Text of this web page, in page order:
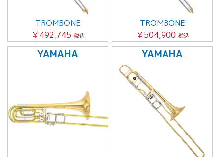
TROMBONE
￥492,745 税込
TROMBONE
￥504,900 税込
YAMAHA YAMAHA